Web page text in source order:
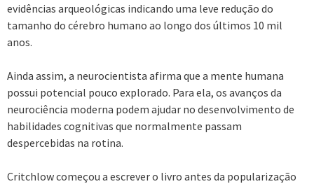
evidências arqueológicas indicando uma leve redução do
tamanho do cérebro humano ao longo dos últimos 10 mil
anos.
Ainda assim, a neurocientista afirma que a mente humana
possui potencial pouco explorado. Para ela, os avanços da
neurociência moderna podem ajudar no desenvolvimento de
habilidades cognitivas que normalmente passam
despercebidas na rotina.
Critchlow começou a escrever o livro antes da popularização